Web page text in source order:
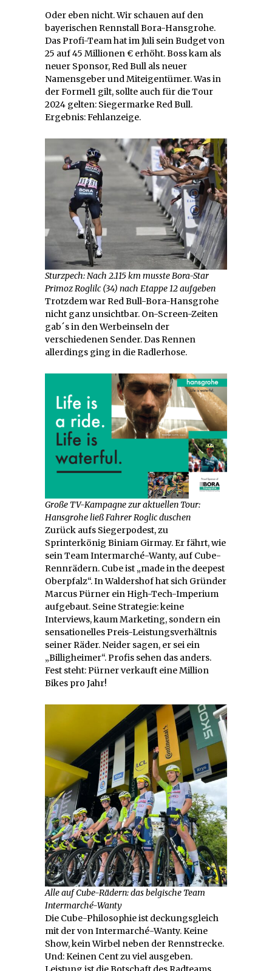
Oder eben nicht. Wir schauen auf den
bayerischen Rennstall Bora-Hansgrohe.
Das Profi-Team hat im Juli sein Budget von
25 auf 45 Millionen € erhöht. Boss kam als
neuer Sponsor, Red Bull als neuer
Namensgeber und Miteigentümer. Was in
der Formel1 gilt, sollte auch für die Tour
2024 gelten: Siegermarke Red Bull.
Ergebnis: Fehlanzeige.
Sturzpech: Nach 2.115 km musste Bora-Star
Primoz Roglilc (34) nach Etappe 12 aufgeben
Trotzdem war Red Bull-Bora-Hansgrohe
nicht ganz unsichtbar. On-Screen-Zeiten
gab´s in den Werbeinseln der
verschiedenen Sender. Das Rennen
allerdings ging in die Radlerhose.
Große TV-Kampagne zur aktuellen Tour:
Hansgrohe ließ Fahrer Roglic duschen
Zurück aufs Siegerpodest, zu
Sprinterkönig Biniam Girmay. Er fährt, wie
sein Team Intermarché-Wanty, auf Cube-
Rennrädern. Cube ist „made in the deepest
Oberpfalz“. In Waldershof hat sich Gründer
Marcus Pürner ein High-Tech-Imperium
aufgebaut. Seine Strategie: keine
Interviews, kaum Marketing, sondern ein
sensationelles Preis-Leistungsverhältnis
seiner Räder. Neider sagen, er sei ein
„Billigheimer“. Profis sehen das anders.
Fest steht: Pürner verkauft eine Million
Bikes pro Jahr!
Alle auf Cube-Rädern: das belgische Team
Intermarché-Wanty
Die Cube-Philosophie ist deckungsgleich
mit der von Intermarché-Wanty. Keine
Show, kein Wirbel neben der Rennstrecke.
Und: Keinen Cent zu viel ausgeben.